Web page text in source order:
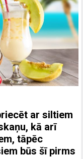
ar siltiem
kā arī
tāpēc
būs šī pirms